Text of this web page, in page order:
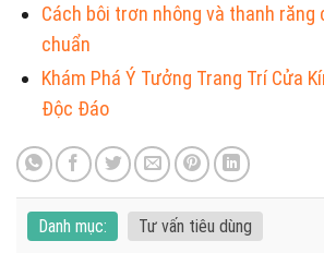
Cách bôi trơn nhông và thanh răng
chuẩn
Khám Phá Ý Tưởng Trang Trí Cửa
Độc Đáo
Danh mục: Tư vấn tiêu dùng